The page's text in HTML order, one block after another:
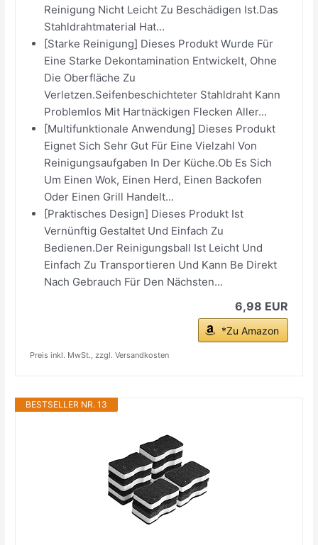
Reinigung Nicht Leicht Zu Beschädigen Ist.Das
Stahldrahtmaterial Hat...
[Starke Reinigung] Dieses Produkt Wurde Für
Eine Starke Dekontamination Entwickelt, Ohne
Die Oberfläche Zu
Verletzen.Seifenbeschichteter Stahldraht Kann
Problemlos Mit Hartnäckigen Flecken Aller...
[Multifunktionale Anwendung] Dieses Produkt
Eignet Sich Sehr Gut Für Eine Vielzahl Von
Reinigungsaufgaben In Der Küche.Ob Es Sich
Um Einen Wok, Einen Herd, Einen Backofen
Oder Einen Grill Handelt...
[Praktisches Design] Dieses Produkt Ist
Vernünftig Gestaltet Und Einfach Zu
Bedienen.Der Reinigungsball Ist Leicht Und
Einfach Zu Transportieren Und Kann Be Direkt
Nach Gebrauch Für Den Nächsten...
6,98 EUR
*Zu Amazon
Preis inkl. MwSt., zzgl. Versandkosten
BESTSELLER NR. 13